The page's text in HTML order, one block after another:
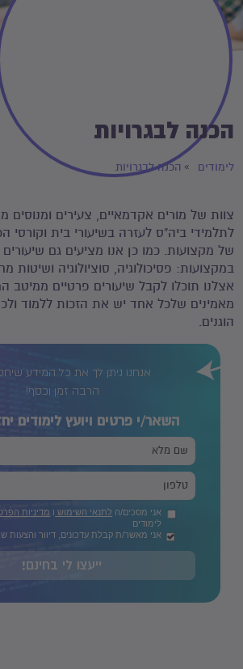
הכנה לבגרויות
לימודים הכנה לבגרויות
צוות של מורים אקדמאיים, צעירים ומנוסים
לתלמידי ביה"ס לעזרה בשיעורי בית וקורסי
של מקצועות. כמו כן אנו מציעים
במקצועות: פסיכולוגיה, סוציולוגיה
אצלנו תוכלו לקבל שיעורים פרטיים ממיטב
מאמינים שלכל אחד יש את הזכות ללמוד
הוגנים.
אנחנו ניתן לך את כל המידע
הרבה זמן וכסף!
השאר/י פרטים ויועץ לימודים
אני מסכים/ה לתנאי השימוש ו מדיניות
לימודים
אני מאשר/ת קבלת עדכונים, דיוור והצעות
ייעצו לי בחינם!